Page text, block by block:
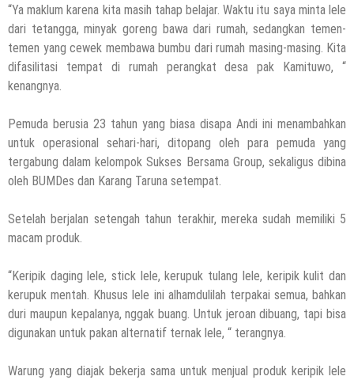
“Ya maklum karena kita masih tahap belajar. Waktu itu saya minta lele
dari tetangga, minyak goreng bawa dari rumah, sedangkan temen-
temen yang cewek membawa bumbu dari rumah masing-masing. Kita
difasilitasi tempat di rumah perangkat desa pak Kamituwo, “
kenangnya.
Pemuda berusia 23 tahun yang biasa disapa Andi ini menambahkan
untuk operasional sehari-hari, ditopang oleh para pemuda yang
tergabung dalam kelompok Sukses Bersama Group, sekaligus dibina
oleh BUMDes dan Karang Taruna setempat.
Setelah berjalan setengah tahun terakhir, mereka sudah memiliki 5
macam produk.
“Keripik daging lele, stick lele, kerupuk tulang lele, keripik kulit dan
kerupuk mentah. Khusus lele ini alhamdulilah terpakai semua, bahkan
duri maupun kepalanya, nggak buang. Untuk jeroan dibuang, tapi bisa
digunakan untuk pakan alternatif ternak lele, “ terangnya.
Warung yang diajak bekerja sama untuk menjual produk keripik lele